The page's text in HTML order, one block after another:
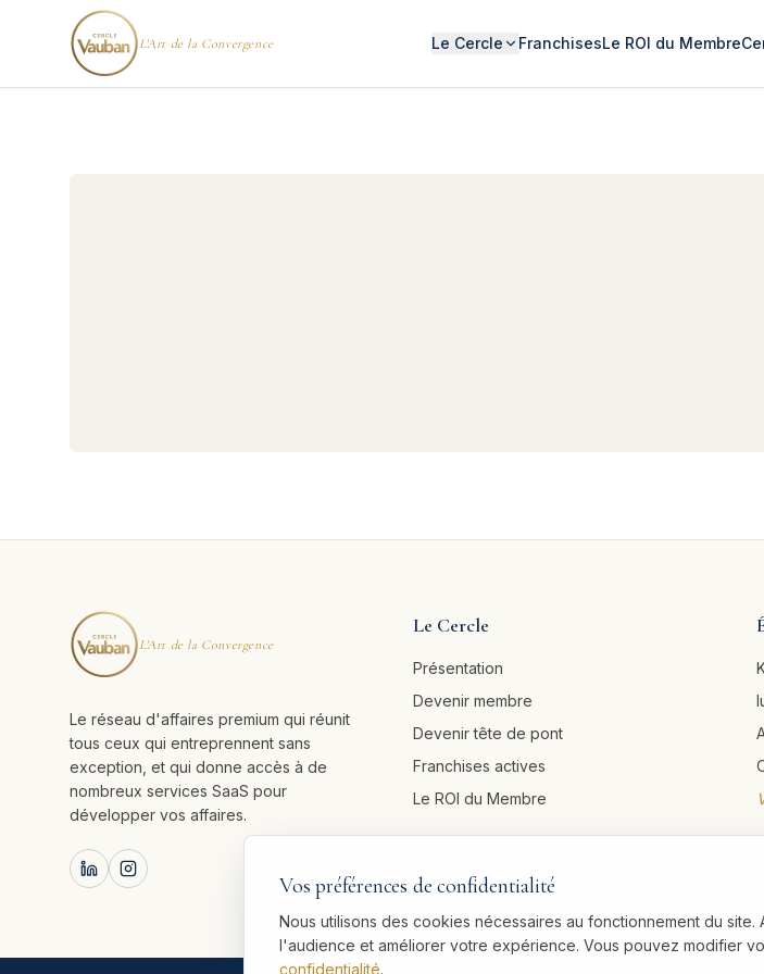
L'Art de la Convergence Le Cercle FranchisesLe ROI du Membre
L'Art de la Convergence
Le réseau d'affaires premium qui réunit
tous ceux qui entreprennent sans
exception, et qui donne accès à de
nombreux services SaaS pour
développer vos affaires.
Le Cercle
Présentation
Devenir membre
Devenir tête de pont
Franchises actives
Le ROI du Membre
Vos préférences de confidentialité
Nous utilisons des cookies nécessaires au fonctionnement du
l'audience et améliorer votre expérience. Vous pouvez modifier
confidentialité.